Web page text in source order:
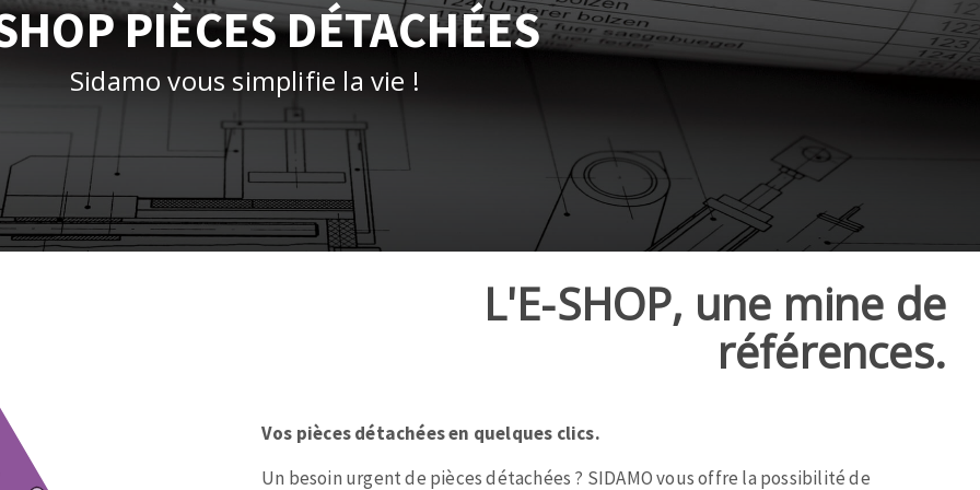
diamantés
Système auto-nivelant à vis
Système auto-nivelant à cale
Pose des joints
Nettoyage
ABRASIFS APPLIQUÉS
PIÈCES DÉTACHÉES
Sidamo vous simplifie la vie !
L'E-SHOP, une mine de
références.
Vos pièces détachées en quelques clics.
Un besoin urgent de pièces détachées ? SIDAMO vous offre la possibilité de